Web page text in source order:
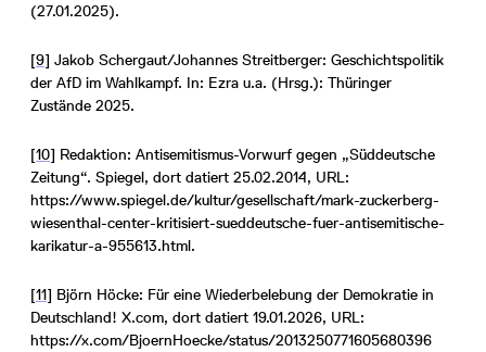
(27.01.2025).
[9] Jakob Schergaut/Johannes Streitberger: Geschichtspolitik
der AfD im Wahlkampf. In: Ezra u.a. (Hrsg.): Thüringer
Zustände 2025.
[10] Redaktion: Antisemitismus-Vorwurf gegen „Süddeutsche
Zeitung“. Spiegel, dort datiert 25.02.2014, URL:
https://www.spiegel.de/kultur/gesellschaft/mark-zuckerberg-
wiesenthal-center-kritisiert-sueddeutsche-fuer-antisemitische-
karikatur-a-955613.html.
[11] Björn Höcke: Für eine Wiederbelebung der Demokratie in
Deutschland! X.com, dort datiert 19.01.2026, URL:
https://x.com/BjoernHoecke/status/2013250771605680396